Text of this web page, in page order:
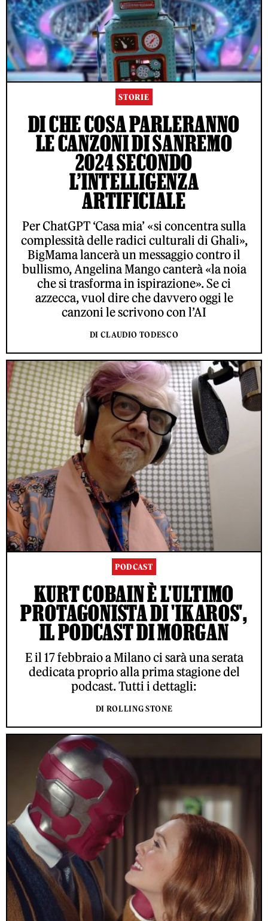
STORIE
DI CHE COSA PARLERANNO
LE CANZONI DI SANREMO
2024 SECONDO
L’INTELLIGENZA
ARTIFICIALE
Per ChatGPT ‘Casa mia’ «si concentra sulla
complessità delle radici culturali di Ghali»,
BigMama lancerà un messaggio contro il
bullismo, Angelina Mango canterà «la noia
che si trasforma in ispirazione». Se ci
azzecca, vuol dire che davvero oggi le
canzoni le scrivono con l’AI
DI CLAUDIO TODESCO
PODCAST
KURT COBAIN È L'ULTIMO
PROTAGONISTA DI 'IKAROS',
IL PODCAST DI MORGAN
E il 17 febbraio a Milano ci sarà una serata
dedicata proprio alla prima stagione del
podcast. Tutti i dettagli:
DI ROLLING STONE